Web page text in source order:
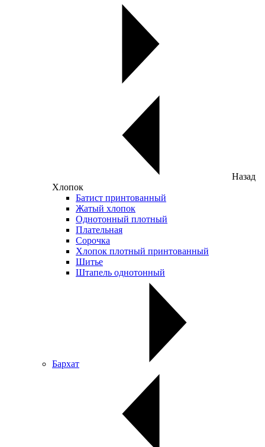
Назад
Хлопок
Батист принтованный
Жатый хлопок
Однотонный плотный
Плательная
Сорочка
Хлопок плотный принтованный
Шитье
Штапель однотонный
Бархат